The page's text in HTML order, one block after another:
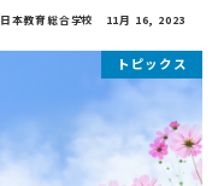
日本教育総合学校 11月 16, 2023
トピックス